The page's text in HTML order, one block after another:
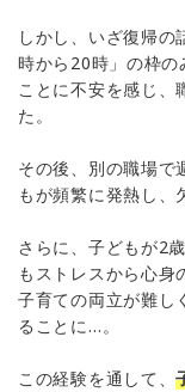
しかし、いざ復帰の
時から20時」の枠の
ことに不安を感じ、
た。
その後、別の職場で
もが頻繁に発熱し、
さらに、子どもが2
もストレスから心身
子育ての両立が難し
ることに…。
この経験を通して、